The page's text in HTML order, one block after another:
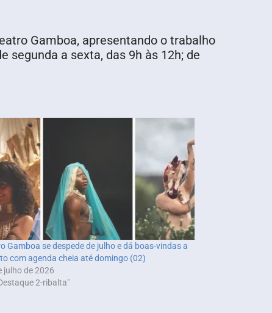
Gamboa, apresentando o trabalho
segunda a sexta, das 9h às 12h; de
Gamboa se despede de julho e dá boas-vindas a
com agenda cheia até domingo (02)
julho de 2026
2-ribalta"